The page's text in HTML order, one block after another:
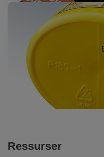
Ressurser